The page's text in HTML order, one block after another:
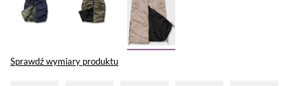
Sprawdź wymiary produktu